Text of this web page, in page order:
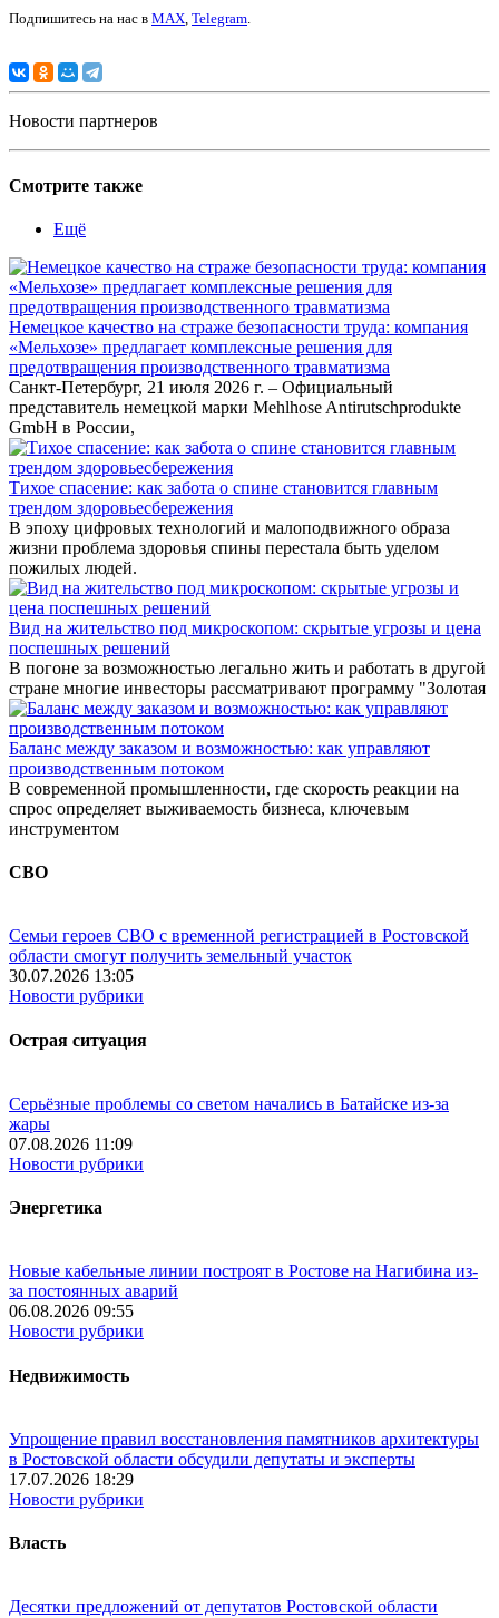
Подпишитесь на нас в MAX, Telegram.
Новости партнеров
Смотрите также
Ещё
Немецкое качество на страже безопасности труда: компания
«Мельхозе» предлагает комплексные решения для
предотвращения производственного травматизма
Санкт-Петербург, 21 июля 2026 г. – Официальный
представитель немецкой марки Mehlhose Antirutschprodukte
GmbH в России,
Тихое спасение: как забота о спине становится главным
трендом здоровьесбережения
В эпоху цифровых технологий и малоподвижного образа
жизни проблема здоровья спины перестала быть уделом
пожилых людей.
Вид на жительство под микроскопом: скрытые угрозы и цена
поспешных решений
В погоне за возможностью легально жить и работать в другой
стране многие инвесторы рассматривают программу "Золотая
Баланс между заказом и возможностью: как управляют
производственным потоком
В современной промышленности, где скорость реакции на
спрос определяет выживаемость бизнеса, ключевым
инструментом
СВО
Семьи героев СВО с временной регистрацией в Ростовской
области смогут получить земельный участок
30.07.2026 13:05
Новости рубрики
Острая ситуация
Серьёзные проблемы со светом начались в Батайске из-за
жары
07.08.2026 11:09
Новости рубрики
Энергетика
Новые кабельные линии построят в Ростове на Нагибина из-
за постоянных аварий
06.08.2026 09:55
Новости рубрики
Недвижимость
Упрощение правил восстановления памятников архитектуры
в Ростовской области обсудили депутаты и эксперты
17.07.2026 18:29
Новости рубрики
Власть
Десятки предложений от депутатов Ростовской области